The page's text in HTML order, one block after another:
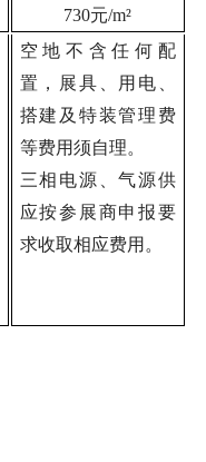
730元/m²
空地不含任何配
置，展具、用电、
搭建及特装管理费
等费用须自理。
三相电源、气源供
应按参展商申报要
求收取相应费用。